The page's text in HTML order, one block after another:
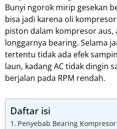
Bunyi ngorok mirip gesekan
bisa jadi karena oli
piston dalam kompresor aus,
longgarnya bearing. Selama
tertentu tidak ada efek
laun, kadang AC tidak dingin
berjalan pada RPM rendah.
Daftar isi
Penyebab Bearing